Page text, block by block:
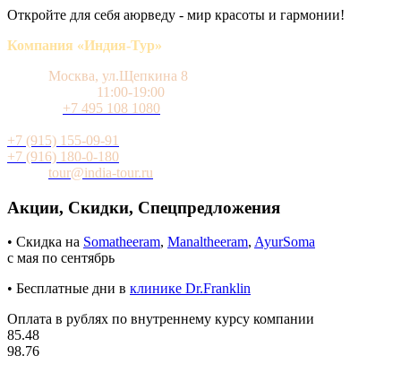
Откройте для себя аюрведу - мир красоты и гармонии!
Компания «Индия-Тур»
Москва, ул.Щепкина 8
11:00-19:00
+7 495 108 1080
+7 (915) 155-09-91
+7 (916) 180-0-180
tour@india-tour.ru
Акции, Скидки, Спецпредложения
• Скидка на Somatheeram, Manaltheeram, AyurSoma
с мая по сентябрь
• Бесплатные дни в клинике Dr.Franklin
Оплата в рублях по внутреннему курсу компании
85.48
98.76